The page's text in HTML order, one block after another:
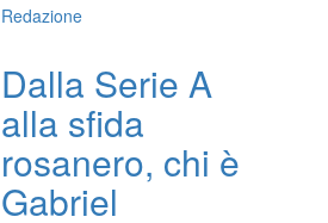
Redazione
Dalla Serie A
alla sfida
rosanero, chi è
Gabriel